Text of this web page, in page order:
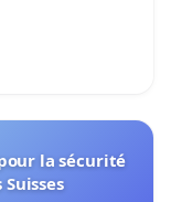
la sécurité